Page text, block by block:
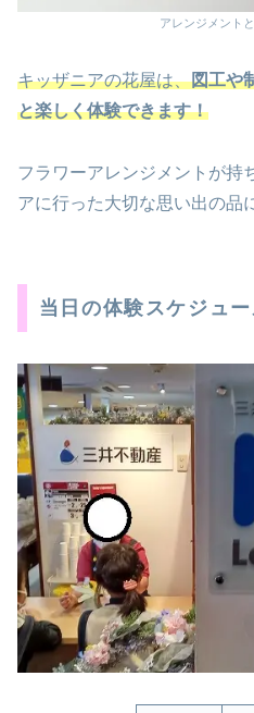
アレンジメント
キッザニアの花屋は、図工や
と楽しく体験できます！
フラワーアレンジメントが持
アに行った大切な思い出の品
当日の体験スケジュ